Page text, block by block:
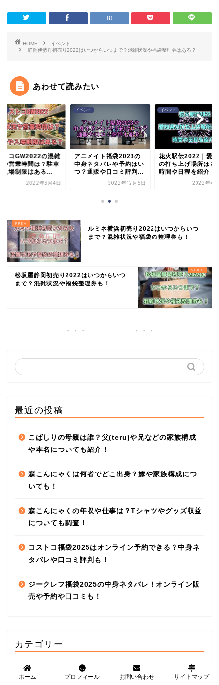
HOME
イベント
静岡伊勢丹初売り2022はいつからいつまで？混雑状況や福袋整理券はある？
あわせて読みたい
メイト福袋2023の
ネタバレや予約はい
通販や口コミ評判...
2022年12月6日
イベント
花火駅伝2022｜愛知県
の打ち上げ場所はどこ？
時間や日程を紹介！
2022年4月29日
イベント
コストコGW2022の
状況や営業時間は？
場や入場制限はある
2022年3
ルミネ横浜初売り2022はいつからいつ
まで？混雑状況や福袋の整理券も！
松坂屋静岡初売り2022はいつからいつ
まで？混雑状況や福袋整理券も！
最近の投稿
こばしりの母親は誰？父(teru)や兄などの家族構成
や本名についても紹介！
森こんにゃくは何者でどこ出身？嫁や家族構成につ
いても！
森こんにゃくの年収や仕事は？Tシャツやグッズ収益
についても調査！
コストコ福袋2025はオンライン予約できる？中身ネ
タバレや口コミ評判も！
ジークレフ福袋2025の中身ネタバレ！オンライン販
売や予約や口コミも！
カテゴリー
お役立ち
ホーム プロフィール お問い合わせ サイトマップ